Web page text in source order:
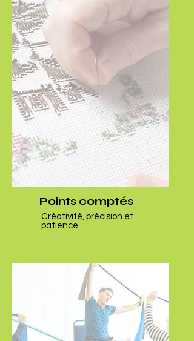
Points comptés
Créativité, précision et
patience